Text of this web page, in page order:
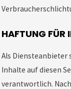
HAFTUNG FÜR
Als Diensteanbieter
Inhalte auf diesen
verantwortlich.